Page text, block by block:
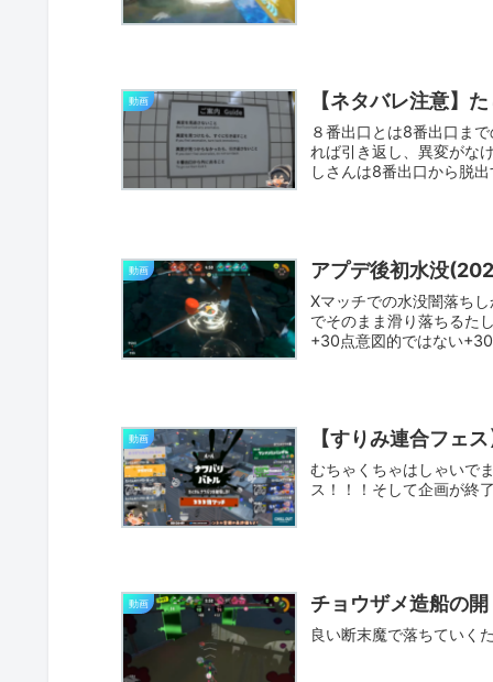
動画 【ネタバレ注意】
８番出口とは8番出口ま
れば引き返し、異変がな
しさんは8番出口から脱
動画 アプデ後初水没
Xマッチでの水没闇落ち
でそのまま滑り落ちるた
+30点意図的ではない
動画 【すりみ連合フェ
むちゃくちゃはしゃいで
ス！！！そして企画が終
動画 チョウザメ造船の
良い断末魔で落ちていく